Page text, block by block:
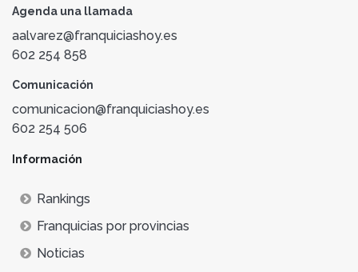
Agenda una llamada
aalvarez@franquiciashoy.es
602 254 858
Comunicación
comunicacion@franquiciashoy.es
602 254 506
Información
Rankings
Franquicias por provincias
Noticias